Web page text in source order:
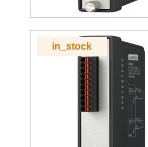
in_stock